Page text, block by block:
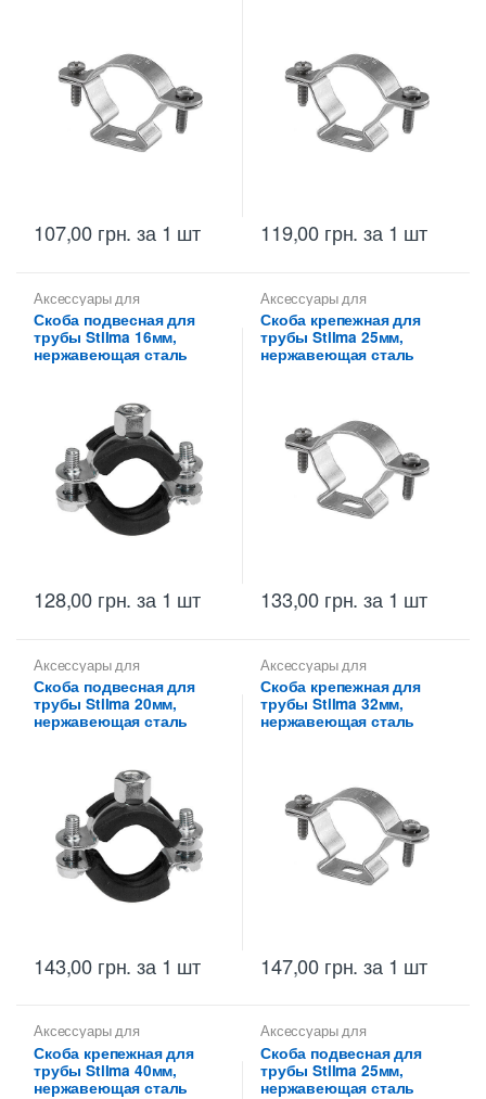
107,00 грн. за 1 шт 119,00 грн. за 1 шт
Аксессуары для
металлических труб
монтажные для
металлических труб Stilma
Скоба подвесная для
трубы Stilma 16мм,
нержавеющая сталь
128,00 грн. за 1 шт
Аксессуары для
металлических труб
монтажные для
металлических труб Stilma
Скоба крепежная для
трубы Stilma 25мм,
нержавеющая сталь
133,00 грн. за 1 шт
Аксессуары для
металлических труб
монтажные для
металлических труб Stilma
Скоба подвесная для
трубы Stilma 20мм,
нержавеющая сталь
143,00 грн. за 1 шт
Аксессуары для
металлических труб
монтажные для
металлических труб Stilma
Скоба крепежная для
трубы Stilma 32мм,
нержавеющая сталь
147,00 грн. за 1 шт
Аксессуары для
металлических труб
монтажные для
металлических труб Stilma
Скоба крепежная для
трубы Stilma 40мм,
нержавеющая сталь
Аксессуары для
металлических труб
монтажные для
металлических труб Stilma
Скоба подвесная для
трубы Stilma 25мм,
нержавеющая сталь